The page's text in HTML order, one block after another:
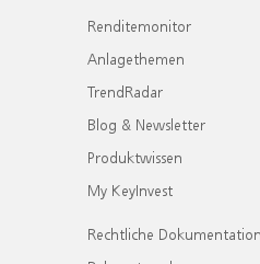
Renditemonitor
Anlagethemen
TrendRadar
Blog & Newsletter
Produktwissen
My KeyInvest
Rechtliche Dokumentation